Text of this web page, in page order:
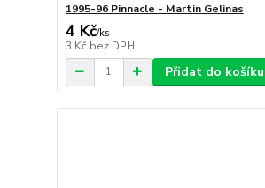
1995-96 Pinnacle - Martin Gelinas
4 Kč/ks
3 Kč bez DPH
Přidat do košíku